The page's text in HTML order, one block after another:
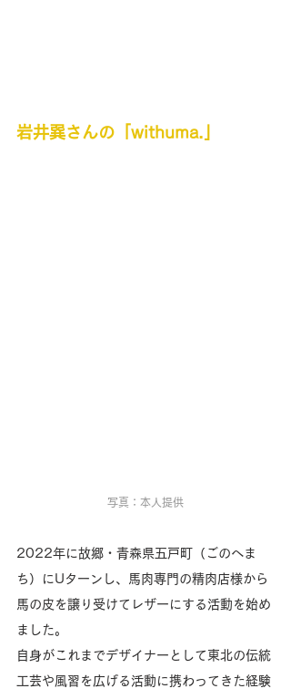
岩井巽さんの「withuma.」
写真：本人提供
2022年に故郷・青森県五戸町（ごのへま
ち）にUターンし、馬肉専門の精肉店様から
馬の皮を譲り受けてレザーにする活動を始め
ました。
自身がこれまでデザイナーとして東北の伝統
工芸や風習を広げる活動に携わってきた経験